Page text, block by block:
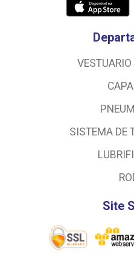
VESTUARIO
SISTEMA DE
Site